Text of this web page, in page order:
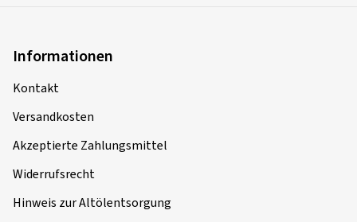
Informationen
Kontakt
Versandkosten
Akzeptierte Zahlungsmittel
Widerrufsrecht
Hinweis zur Altölentsorgung